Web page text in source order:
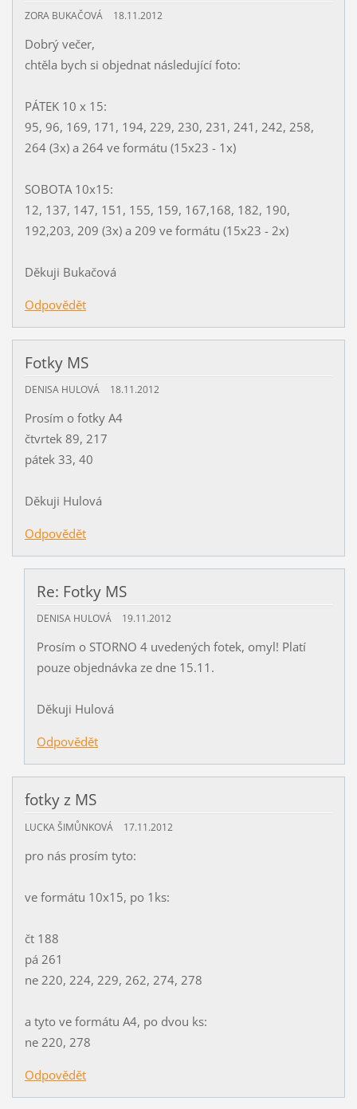
ZORA BUKAČOVÁ 18.11.2012
Dobrý večer,
chtěla bych si objednat následující foto:
PÁTEK 10 x 15:
95, 96, 169, 171, 194, 229, 230, 231, 241, 242, 258,
264 (3x) a 264 ve formátu (15x23 - 1x)
SOBOTA 10x15:
12, 137, 147, 151, 155, 159, 167,168, 182, 190,
192,203, 209 (3x) a 209 ve formátu (15x23 - 2x)
Děkuji Bukačová
Odpovědět
Fotky MS
DENISA HULOVÁ 18.11.2012
Prosím o fotky A4
čtvrtek 89, 217
pátek 33, 40
Děkuji Hulová
Odpovědět
Re: Fotky MS
DENISA HULOVÁ 19.11.2012
Prosím o STORNO 4 uvedených fotek, omyl! Platí
pouze objednávka ze dne 15.11.
Děkuji Hulová
Odpovědět
fotky z MS
LUCKA ŠIMŮNKOVÁ 17.11.2012
pro nás prosím tyto:
ve formátu 10x15, po 1ks:
čt 188
pá 261
ne 220, 224, 229, 262, 274, 278
a tyto ve formátu A4, po dvou ks:
ne 220, 278
Odpovědět